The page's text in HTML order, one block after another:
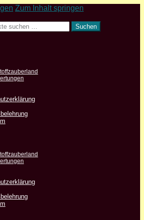
Zum Inhalt springen
Suchen